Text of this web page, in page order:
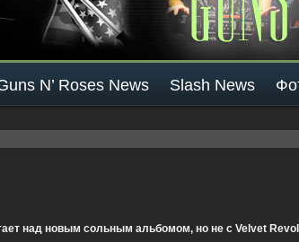
N’ Roses News Slash News
над новым сольным альбомом, но не с Velvet